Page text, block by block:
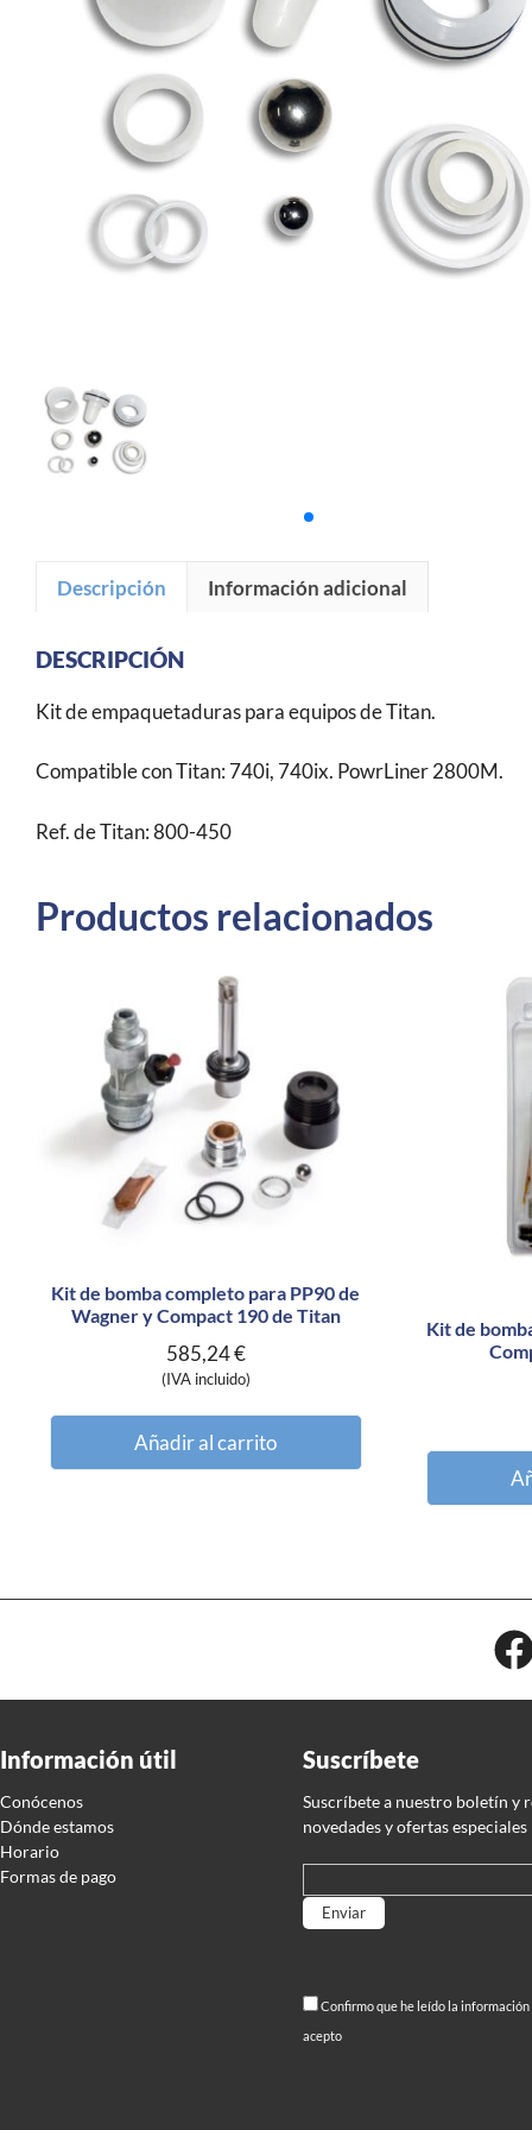
Descripción Información adicional
DESCRIPCIÓN
Kit de empaquetaduras para equipos de Titan.
Compatible con Titan: 740i, 740ix. PowrLiner 2800M.
Ref. de Titan: 800-450
Productos relacionados
Kit de bomba completo para PP90 de
Wagner y Compact 190 de Titan
585,24€
(IVA incluido)
Añadir al carrito
Kit de
Información útil
Conócenos
Dónde estamos
Horario
Formas de pago
Suscríbete
Suscríbete a nuestro boletín y
novedades y ofertas especiales
Confirmo que he leído la
acepto